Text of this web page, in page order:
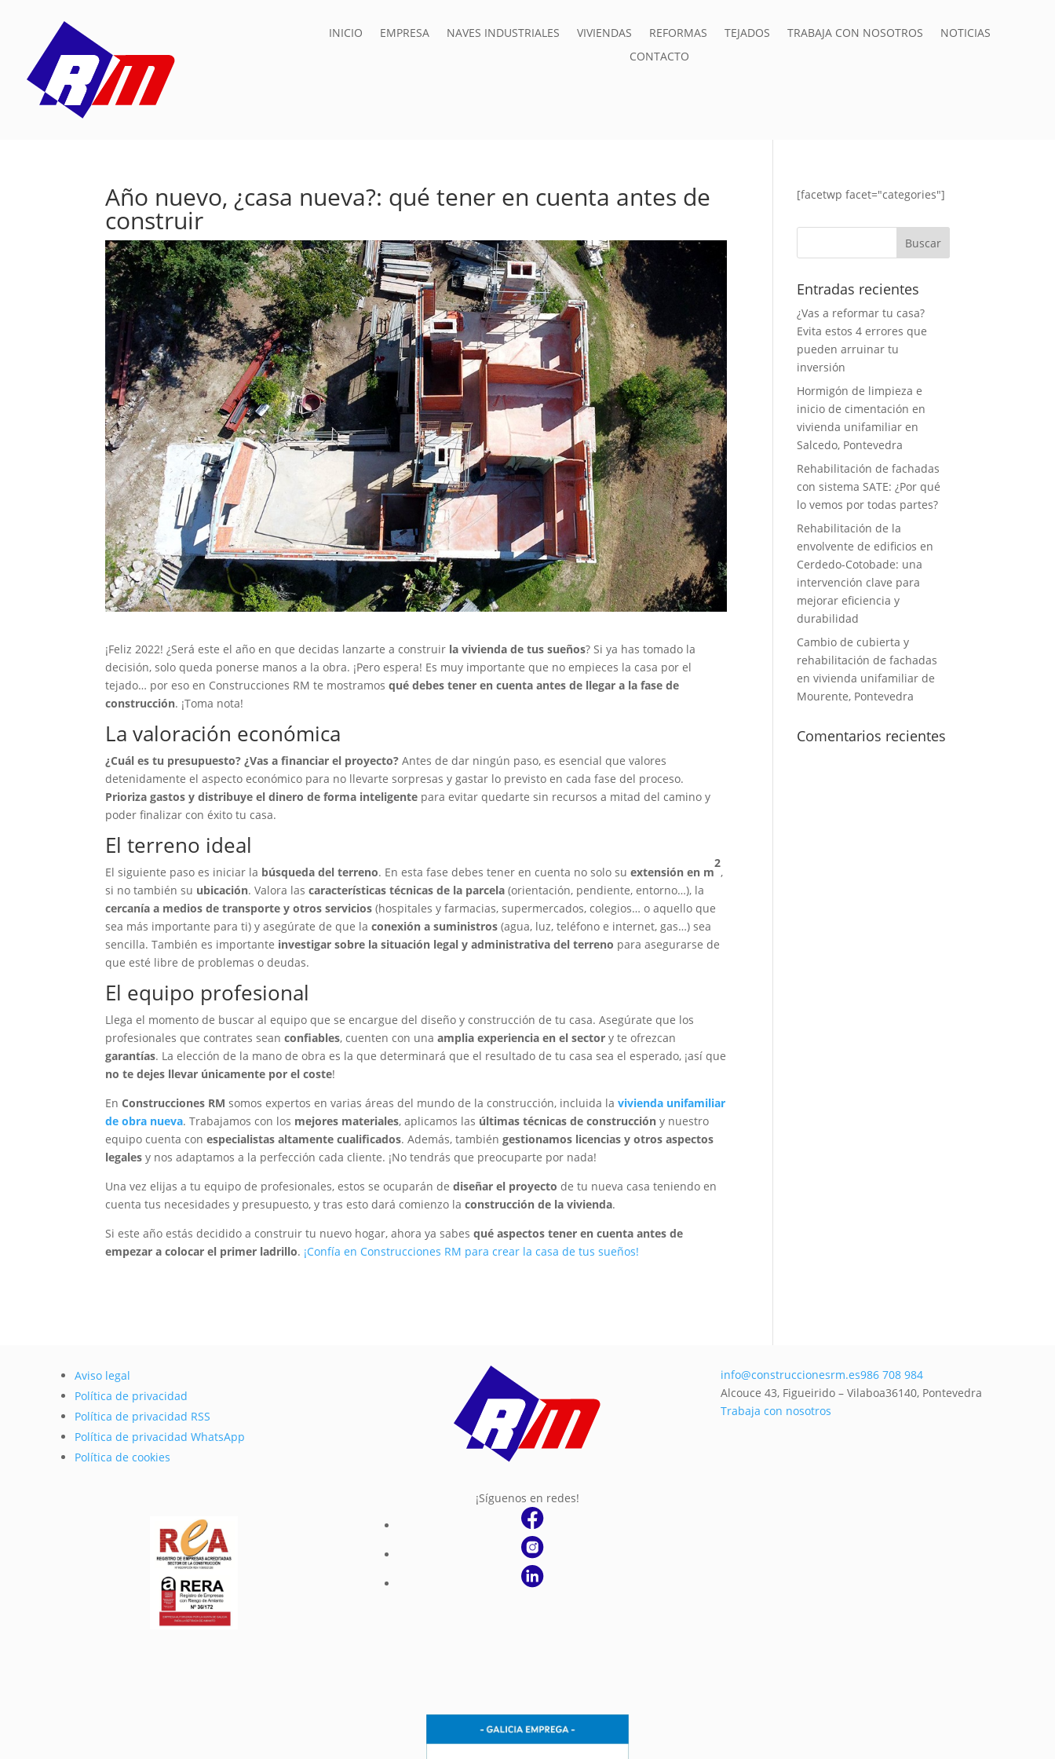
INICIO EMPRESA NAVES INDUSTRIALES VIVIENDAS REFORMAS TEJADOS TRABAJA CON NOSOTROS
NOTICIAS
CONTACTO
Año nuevo, ¿casa nueva?: qué tener en cuenta antes de
construir
¡Feliz 2022! ¿Será este el año en que decidas lanzarte a construir la vivienda de tus sueños? Si ya has tomado la
decisión, solo queda ponerse manos a la obra. ¡Pero espera! Es muy importante que no empieces la casa por el
tejado… por eso en Construcciones RM te mostramosqué debes tener en cuenta antes de llegar a la fase de
construcción. ¡Toma nota!
La valoración económica
¿Cuál es tu presupuesto? ¿Vas a financiar el proyecto? Antes de dar ningún paso, es esencial que valores
detenidamente el aspecto económico para no llevarte sorpresas y gastar lo previsto en cada fase del proceso.
Prioriza gastos y distribuye el dinero de forma inteligente para evitar quedarte sin recursos a mitad del camino y
poder finalizar con éxito tu casa.
El terreno ideal
El siguiente paso es iniciar la búsqueda del terreno. En esta fase debes tener en cuenta no solo suextensión en m
2
,
si no también su ubicación. Valora lascaracterísticas técnicas de la parcela (orientación, pendiente, entorno…), la
cercanía a medios de transporte y otros servicios (hospitales y farmacias, supermercados, colegios… o aquello que
sea más importante para ti) y asegúrate de que laconexión a suministros (agua, luz, teléfono e internet, gas…) sea
sencilla. También es importante investigar sobre la situación legal y administrativa del terreno para asegurarse de
que esté libre de problemas o deudas.
El equipo profesional
Llega el momento de buscar al equipo que se encargue del diseño y construcción de tu casa. Asegúrate que los
profesionales que contrates seanconfiables, cuenten con unaamplia experiencia en el sector y te ofrezcan
garantías. La elección de la mano de obra es la que determinará que el resultado de tu casa sea el esperado, ¡así que
no te dejes llevar únicamente por el coste!
EnConstrucciones RM somos expertos en varias áreas del mundo de la construcción, incluida lavivienda unifamiliar
de obra nueva. Trabajamos con los mejores materiales, aplicamos las últimas técnicas de construcción y nuestro
equipo cuenta conespecialistas altamente cualificados. Además, también gestionamos licencias y otros aspectos
legales y nos adaptamos a la perfección cada cliente. ¡No tendrás que preocuparte por nada!
Una vez elijas a tu equipo de profesionales, estos se ocuparán dediseñar el proyecto de tu nueva casa teniendo en
cuenta tus necesidades y presupuesto, y tras esto dará comienzo laconstrucción de la vivienda.
Si este año estás decidido a construir tu nuevo hogar, ahora ya sabesqué aspectos tener en cuenta antes de
empezar a colocar el primer ladrillo. ¡Confía en Construcciones RM para crear la casa de tus sueños!
[facetwp facet="categories"]
Entradas recientes
¿Vas a reformar tu casa?
Evita estos 4 errores que
pueden arruinar tu
inversión
Hormigón de limpieza e
inicio de cimentación en
vivienda unifamiliar en
Salcedo, Pontevedra
Rehabilitación de fachadas
con sistema SATE: ¿Por qué
lo vemos por todas partes?
Rehabilitación de la
envolvente de edificios en
Cerdedo-Cotobade: una
intervención clave para
mejorar eficiencia y
durabilidad
Cambio de cubierta y
rehabilitación de fachadas
en vivienda unifamiliar de
Mourente, Pontevedra
Comentarios recientes
Aviso legal
Política de privacidad
Política de privacidad RSS
Política de privacidad WhatsApp
Política de cookies
¡Síguenos en redes!
info@construccionesrm.es986 708 984
Alcouce 43, Figueirido – Vilaboa36140, Pontevedra
Trabaja con nosotros